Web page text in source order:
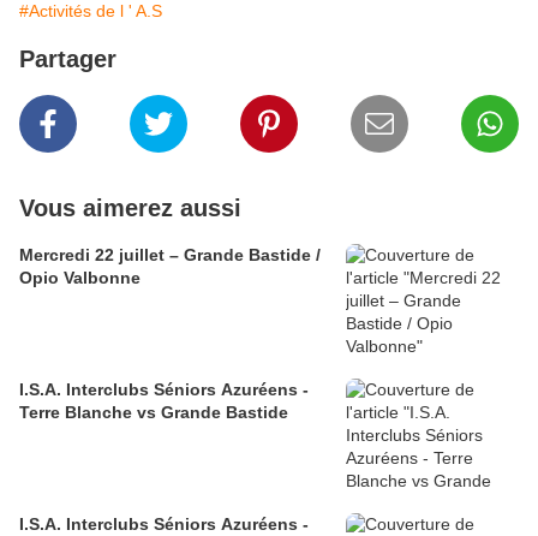
#Activités de l ' A.S
Partager
Vous aimerez aussi
Mercredi 22 juillet – Grande Bastide /
Opio Valbonne
I.S.A. Interclubs Séniors Azuréens -
Terre Blanche vs Grande Bastide
I.S.A. Interclubs Séniors Azuréens -